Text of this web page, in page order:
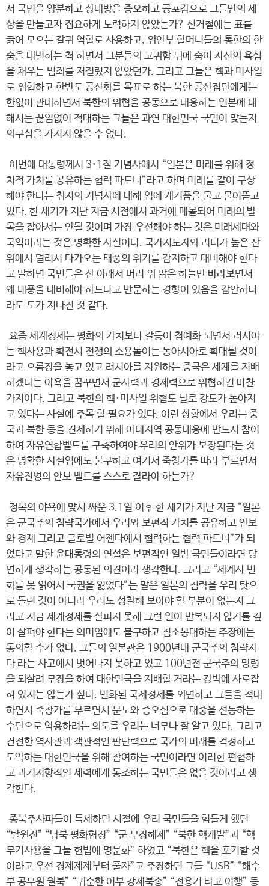
서 국민을 양분하고 상대방을 증오하고 공포감으로 그들만의 세
상을 만들고자 집요하게 노력하지 않았는가? 선거철에는 표를
긁어 모으는 갈퀴 역할로 사용하고, 위안부 할머니들의 통한의 한
숨을 대변하는 척 하면서 그분들의 고귀함 뒤에 숨어 자신의 욕심
을 채우는 범죄를 저질렀지 않았던가. 그리고 그들은 핵과 미사일
로 위협하고 한반도 공산화를 목표로 하는 북한 공산집단에게는
한없이 관대하면서 북한의 위협을 공동으로 대응하는 일본에 대
해서는 끊임없이 적대하는 그들은 과연 대한민국 국민이 맞는지
의구심을 가지지 않을 수 없다.
이번에 대통령께서 3·1절 기념사에서 “일본은 미래를 위해 정
치적 가치를 공유하는 협력 파트너”라고 하며 미래를 같이 구상
해야 한다는 취지의 기념사에 대해 입에 게거품을 물고 물어뜯고
있다. 한 세기가 지난 지금 시점에서 과거에 매몰되어 미래의 발
목을 잡아서는 안될 것이며 가장 우선해야 하는 것은 미래세대와
국익이라는 것은 명확한 사실이다. 국가지도자와 리더가 높은 산
위에서 멀리서 다가오는 태풍의 위기를 감지하고 대비해야 한다
고 말하면 국민들은 산 아래서 머리 위 맑은 하늘만 바라보면서
왜 태풍을 대비해야 하느냐고 반문하는 경향이 있음을 감안하더
라도 도가 지나친 것 같다.
요즘 세계정세는 평화의 가치보다 갈등이 첨예화 되면서 러시아
는 핵사용과 확전시 전쟁의 소용돌이는 동아시아로 확대될 것이
라고 으름장을 놓고 있고 러시아를 지원하는 중국은 세계를 지배
하겠다는 야욕을 꿈꾸면서 군사력과 경제력으로 위협하긴 마찬
가지이다. 그리고 북한의 핵·미사일 위협도 날로 강도가 높아지
고 있다는 사실에 주목 할 필요가 있다. 이런 상황에서 우리는 중
국과 북한 등을 견제하기 위해 아태지역 공동대응에 반드시 참여
하여 자유연합벨트를 구축하여야 우리의 안위가 보장된다는 것
은 명확한 사실임에도 불구하고 여기서 죽창가를 따라 부르면서
자유진영의 안보 벨트를 스스로 잘라야 하는가?
정복의 야욕에 맞서 싸운 3.1일 이후 한 세기가 지난 지금 “일본
은 군국주의 침략국가에서 우리와 보편적 가치를 공유하고 안보
와 경제 그리고 글로벌 어젠다에서 협력하는 협력 파트너”가 되
었다고 말한 윤대통령의 연설은 보편적인 일반 국민들이라면 당
연하게 생각하는 공통된 의견이라 생각한다. 그리고 “세계사 변
화를 못 읽어서 국권을 잃었다”는 말은 일본의 침략을 우리 탓으
로 돌린 것이 아니라 우리도 성찰해 보아야 할 부분이 없는지 그
리고 지금 세계정세를 살피지 못해 그런 일이 반복되지 않기를 깊
이 살펴야 한다는 의미임에도 불구하고 침소봉대하는 주장에는
동의할 수가 없다. 그들의 일본관은 1900년대 군국주의 침략자
다 라는 사고에서 벗어나지 못하고 있고 100년전 군국주의 망령
을 되살려 무장을 하여 대한민국을 지배할 거라는 강박에 사로잡
혀 있지는 않는가 싶다. 변화된 국제정세를 외면하고 그들을 적대
하면서 죽창가를 부르면서 분노와 증오심으로 대중을 선동하는
수단으로 악용하려는 의도를 우리는 너무나 잘 알고 있다. 그리고
건전한 역사관과 객관적인 판단력으로 국가의 미래를 걱정하고
도약하는 대한민국을 위해 참여하는 국민이라면 이러한 편협하
고 과거지향적인 세력에게 동조하는 국민들은 없을 것이라고 생
각한다.
종북주사파들이 득세하던 시절에 우리 국민들을 힘들게 했던
“탈원전” “남북 평화협정” “군 무장해제” “북한 핵개발”과 “핵
무기사용을 그들 헌법에 명문화” 하였고 “북한은 핵을 포기할 것
이라고 우선 경제제제부터 풀자”고 주장하던 그들 “USB” “해수
부 공무원 월북” “귀순한 어부 강제북송” “전용기 타고 여행” 등